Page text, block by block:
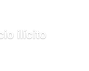
ilícito